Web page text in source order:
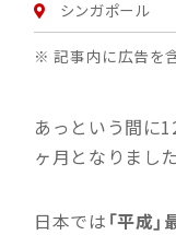
シンガポール
※ 記事内に広告を
あっという間に
ヶ月となりました
日本では 「平成